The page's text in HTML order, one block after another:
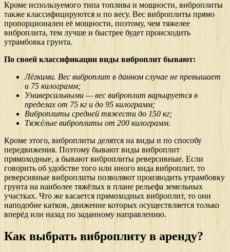
Кроме используемого типа топлива и мощности, виброплиты
также классифицируются и по весу. Вес виброплиты прямо
пропорционален её мощности, поэтому, чем тяжелее
виброплита, тем лучше и быстрее будет происходить
утрамбовка грунта.
По своей классификации виды виброплит бывают:
Лёгкими. Вес виброплит в данном случае не превышает
и 75 килограмм;
Универсальными — вес виброплит варьируется в
пределах от 75 кг и до 95 килограмм;
Виброплиты средней тяжести до 150 кг;
Тяжёлые виброплиты от 200 килограмм.
Кроме этого, виброплиты делятся на виды и по способу
передвижения. Поэтому бывают виды виброплит
прямоходные, а бывают виброплиты реверсивные. Если
говорить об удобстве того или иного вида виброплит, то
реверсивные виброплиты позволяют производить утрамбовку
грунта на наиболее тяжёлых в плане рельефа земельных
участках. Что же касается прямоходных виброплит, то они
наподобие катков, движение которых осуществляется только
вперёд или назад по заданному направлению.
Как выбрать виброплиту в аренду?